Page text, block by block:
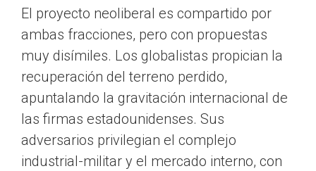
El proyecto neoliberal es compartido por
ambas fracciones, pero con propuestas
muy disímiles. Los globalistas propician la
recuperación del terreno perdido,
apuntalando la gravitación internacional de
las firmas estadounidenses. Sus
adversarios privilegian el complejo
industrial-militar y el mercado interno, con